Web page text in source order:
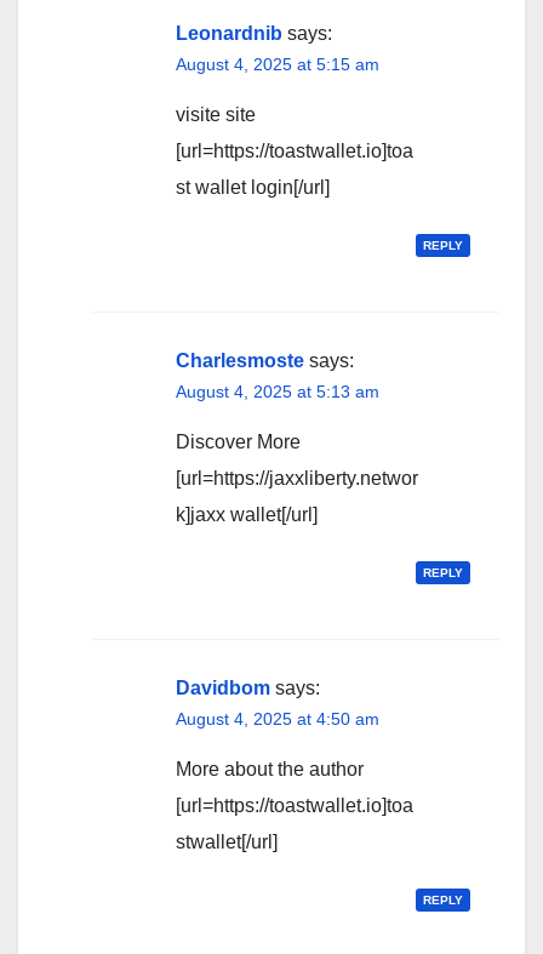
Leonardnib says:
August 4, 2025 at 5:15 am
visite site
[url=https://toastwallet.io]toa
st wallet login[/url]
REPLY
Charlesmoste says:
August 4, 2025 at 5:13 am
Discover More
[url=https://jaxxliberty.networ
k]jaxx wallet[/url]
REPLY
Davidbom says:
August 4, 2025 at 4:50 am
More about the author
[url=https://toastwallet.io]toa
stwallet[/url]
REPLY